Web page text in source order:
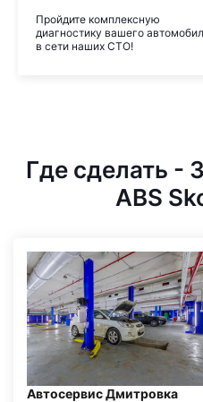
Пройдите комплексную
диагностику вашего
в сети наших СТО!
Где сделать -
ABS
Автосервис Дмитровка